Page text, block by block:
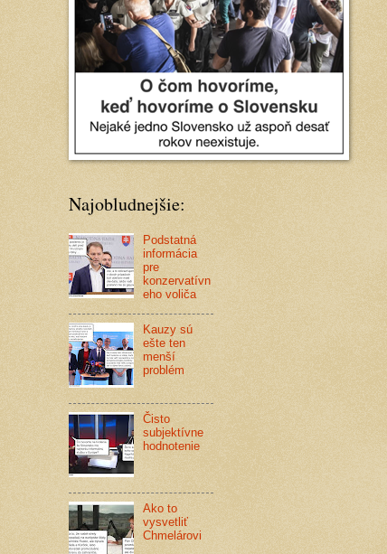
Najobludnejšie:
Podstatná
informácia
pre
konzervatívn
eho voliča
Kauzy sú
ešte ten
menší
problém
Čisto
subjektívne
hodnotenie
Ako to
vysvetliť
Chmelárovi